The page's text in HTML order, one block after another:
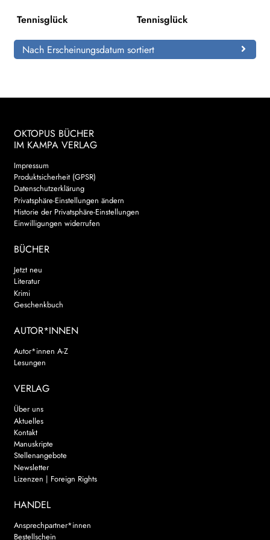
Tennisglück Tennisglück
Nach Erscheinungsdatum sortiert
OKTOPUS BÜCHER
IM KAMPA VERLAG
Impressum
Produktsicherheit (GPSR)
Datenschutzerklärung
Privatsphäre-Einstellungen ändern
Historie der Privatsphäre-Einstellungen
Einwilligungen widerrufen
BÜCHER
Jetzt neu
Literatur
Krimi
Geschenkbuch
AUTOR*INNEN
Autor*innen A-Z
Lesungen
VERLAG
Über uns
Aktuelles
Kontakt
Manuskripte
Stellenangebote
Newsletter
Lizenzen | Foreign Rights
HANDEL
Ansprechpartner*innen
Bestellschein